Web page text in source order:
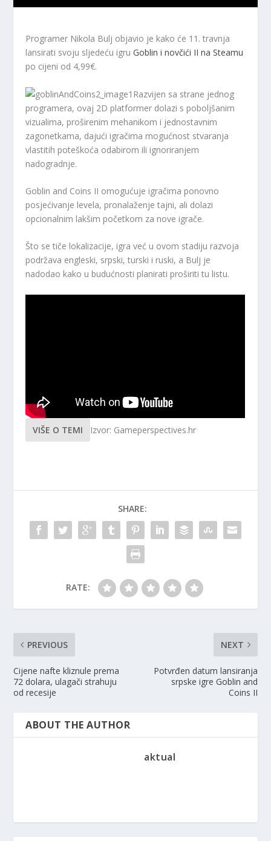
Programer Nikola Bulj objavio je kako će 11. travnja
lansirati svoju sljedeću igruGoblin i novčići II na Steamu
po cijeni od 4,99€.
Razvijen sa strane jednog
programera, ovaj 2D platformer dolazi s poboljšanim
vizualima, proširenim mehanikom i jednostavnim
zagonetkama, dajući igračima mogućnost stvaranja
vlastitih poteškoća odabirom ili ignoriranjem
nadogradnje.
Goblin and Coins II omogućuje igračima ponovno
posjećivanje levela, pronalaženje tajni, ali dolazi
opcionalnim lakšim početkom za nove igrače.
Što se tiče lokalizacije, igra već u ovom stadiju razvoja
podržava engleski, srpski, turski i ruski, a Bulj je
nadodao kako u budućnosti planirati proširiti tu listu.
VIŠE O TEMI Izvor: Gameperspectives.hr
SHARE:
RATE:
PREVIOUS
Cijene nafte kliznule prema
72 dolara, ulagači strahuju
od recesije
NEXT
Potvrđen datum lansiranja
srpske igre Goblin and
Coins II
ABOUT THE AUTHOR
aktual